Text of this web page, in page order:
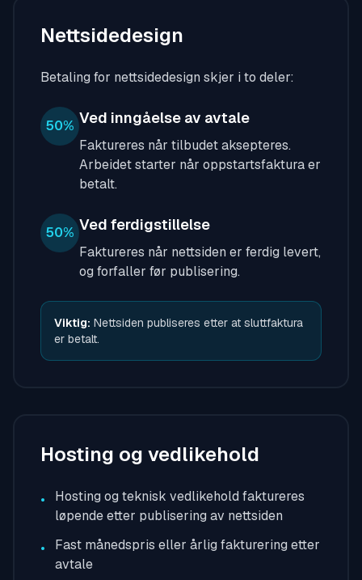
Nettsidedesign
Betaling for nettsidedesign skjer i to deler:
50% Ved inngåelse av avtale
Faktureres når tilbudet aksepteres.
Arbeidet starter når oppstartsfaktura er
betalt.
50% Ved ferdigstillelse
Faktureres når nettsiden er ferdig levert,
og forfaller før publisering.
Viktig: Nettsiden publiseres etter at sluttfaktura
er betalt.
Hosting og vedlikehold
•
Hosting og teknisk vedlikehold faktureres
løpende etter publisering av nettsiden
•
Fast månedspris eller årlig fakturering etter
avtale